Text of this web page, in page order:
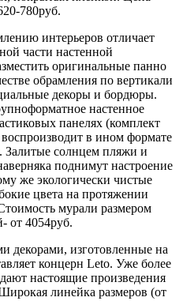
780руб.
интерьеров отличает
части настенной
оригинальные панно
обрамления по вертикали
декоры и бордюры.
настенное
панелях (комплект
в ином формате
Залитые солнцем пляжи и
поднимут настроение
же экологически чистые
цвета на протяжении
мурали размером
от 4054руб.
декорами, изготовленные на
концерн Leto. Уже более
настоящие произведения
линейка размеров (от